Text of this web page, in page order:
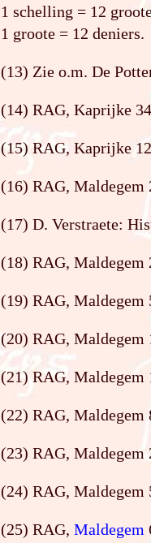
1 schelling = 12
1 groote = 12 deniers.
(13) Zie o.m. De
(14) RAG, Kaprijke
(15) RAG, Kaprijke
(16) RAG, Maldegem
(17) D. Verstraete:
(18) RAG, Maldegem
(19) RAG, Maldegem
(20) RAG, Maldegem
(21) RAG, Maldegem
(22) RAG, Maldegem
(23) RAG, Maldegem
(24) RAG, Maldegem
(25) RAG,Maldegem